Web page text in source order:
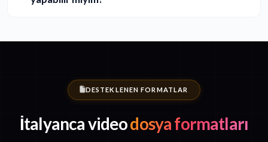
DESTEKLENEN FORMATLAR
İtalyanca videodosya formatları